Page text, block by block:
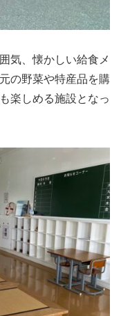
気、懐かしい給食メ
の野菜や特産品を購
楽しめる施設となっ